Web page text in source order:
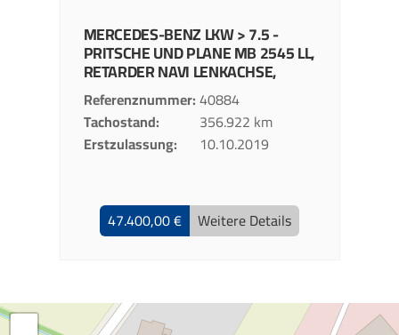
MERCEDES-BENZLKW > 7.5 -
PRITSCHE UND PLANEMB 2545 LL,
RETARDER NAVI LENKACHSE,
Referenznummer 40884
Tachostand
356.922 km
Erstzulassung
10.10.2019
47.400,00 € Weitere Details